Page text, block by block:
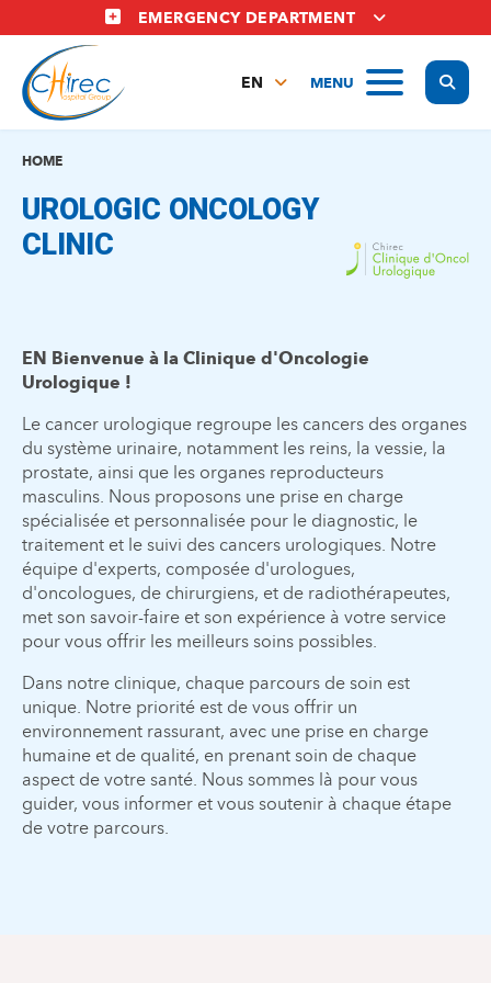
to
main
content
EMERGENCY DEPARTMENT
MENU
EN
HOME
UROLOGIC ONCOLOGY
CLINIC
EN Bienvenue à la Clinique d'Oncologie
Urologique !
Le cancer urologique regroupe les cancers des organes
du système urinaire, notamment les reins, la vessie, la
prostate, ainsi que les organes reproducteurs
masculins. Nous proposons une prise en charge
spécialisée et personnalisée pour le diagnostic, le
traitement et le suivi des cancers urologiques. Notre
équipe d'experts, composée d'urologues,
d'oncologues, de chirurgiens, et de radiothérapeutes,
met son savoir-faire et son expérience à votre service
pour vous offrir les meilleurs soins possibles.
Dans notre clinique, chaque parcours de soin est
unique. Notre priorité est de vous offrir un
environnement rassurant, avec une prise en charge
humaine et de qualité, en prenant soin de chaque
aspect de votre santé. Nous sommes là pour vous
guider, vous informer et vous soutenir à chaque étape
de votre parcours.